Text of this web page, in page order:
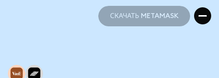
СКАЧАТЬ METAMASK